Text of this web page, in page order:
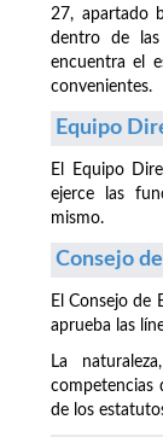
27, apartado
dentro de
encuentra el
convenientes.
Equipo
El Equipo
ejerce las
mismo.
Consejo
El Consejo de
aprueba las
La
competencias
de los